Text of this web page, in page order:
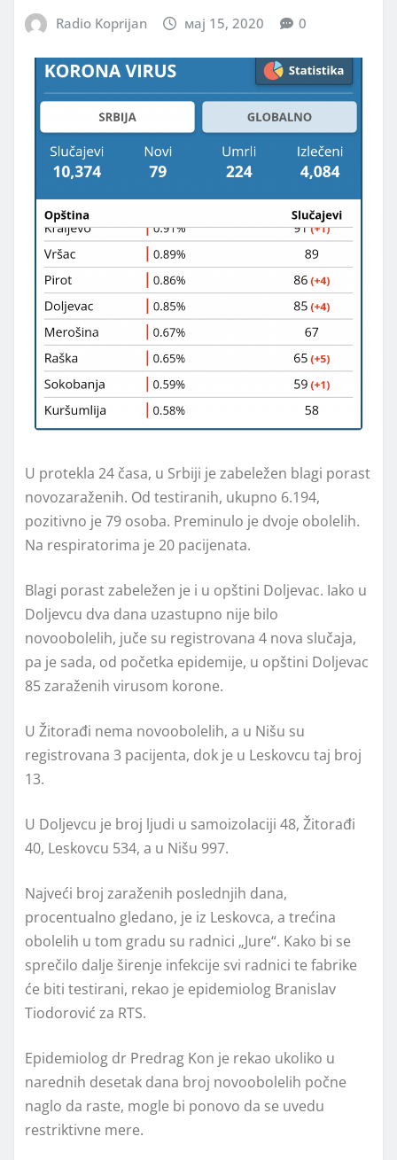
Radio Koprijan мај 15, 2020 0
U protekla 24 časa, u Srbiji je zabeležen blagi porast
novozaraženih. Od testiranih, ukupno 6.194,
pozitivno je 79 osoba. Preminulo je dvoje obolelih.
Na respiratorima je 20 pacijenata.
Blagi porast zabeležen je i u opštini Doljevac. Iako u
Doljevcu dva dana uzastupno nije bilo
novoobolelih, juče su registrovana 4 nova slučaja,
pa je sada, od početka epidemije, u opštini Doljevac
85 zaraženih virusom korone.
U Žitorađi nema novoobolelih, a u Nišu su
registrovana 3 pacijenta, dok je u Leskovcu taj broj
13.
U Doljevcu je broj ljudi u samoizolaciji 48, Žitorađi
40, Leskovcu 534, a u Nišu 997.
Najveći broj zaraženih poslednjih dana,
procentualno gledano, je iz Leskovca, a trećina
obolelih u tom gradu su radnici „Jure“. Kako bi se
sprečilo dalje širenje infekcije svi radnici te fabrike
će biti testirani, rekao je epidemiolog Branislav
Tiodorović za RTS.
Epidemiolog dr Predrag Kon je rekao ukoliko u
narednih desetak dana broj novoobolelih počne
naglo da raste, mogle bi ponovo da se uvedu
restriktivne mere.